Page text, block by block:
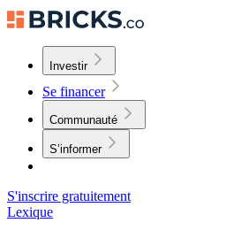
Investir
Se financer
Communauté
S’informer
S'inscrire gratuitement
Lexique